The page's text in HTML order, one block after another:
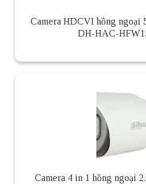
Camera HDCVI hồng ngoại
DH-HAC-
Camera 4 in 1 hồng ngoại